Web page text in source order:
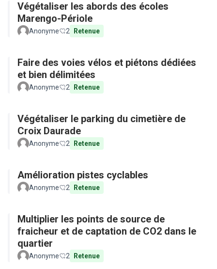
Végétaliser les abords des écoles
Marengo-Périole
Anonyme 2 Retenue
Faire des voies vélos et piétons dédiées
et bien délimitées
Anonyme 2 Retenue
Végétaliser le parking du cimetière de
Croix Daurade
Anonyme 2 Retenue
Amélioration pistes cyclables
Anonyme 2 Retenue
Multiplier les points de source de
fraicheur et de captation de CO2 dans le
quartier
Anonyme 2 Retenue